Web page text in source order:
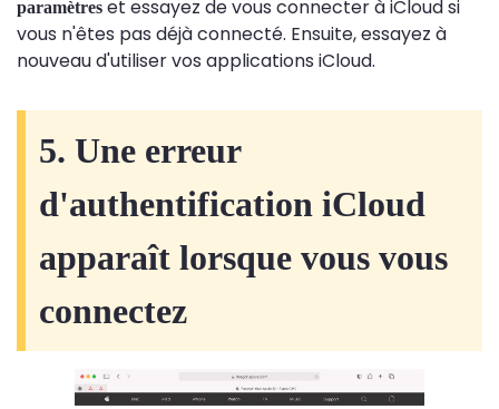
paramètres et essayez de vous connecter à iCloud si
vous n'êtes pas déjà connecté. Ensuite, essayez à
nouveau d'utiliser vos applications iCloud.
5. Une erreur
d'authentification iCloud
apparaît lorsque vous vous
connectez